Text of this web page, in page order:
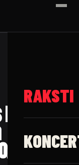
✕
RAKSTI
Pēteris